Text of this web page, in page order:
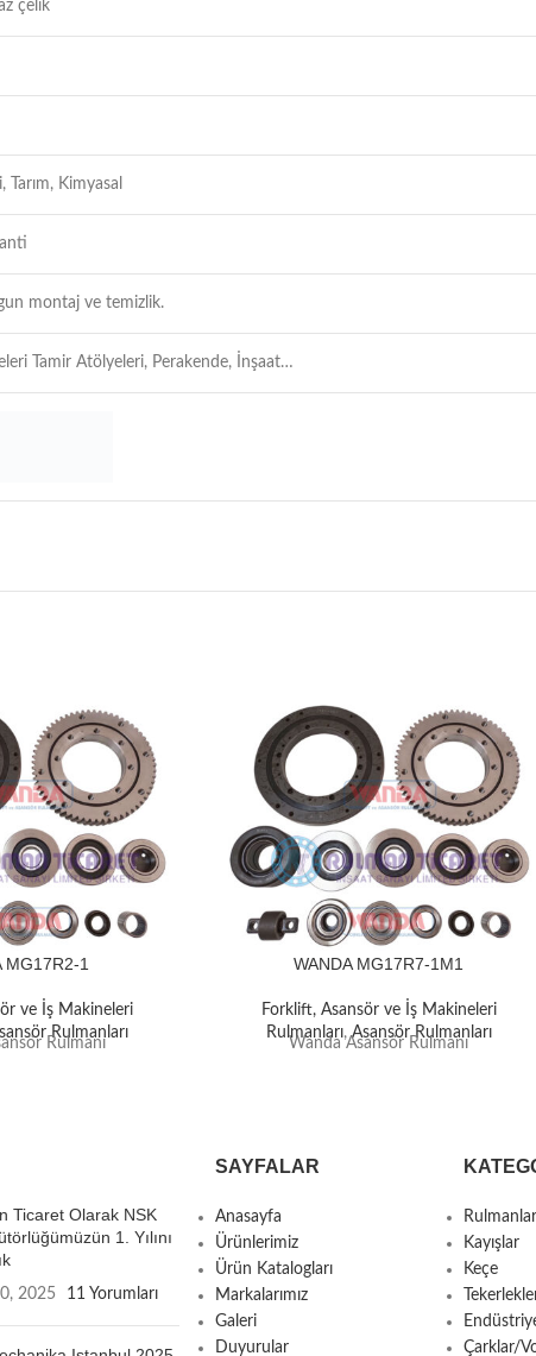
çelik
Kimyasal
montaj ve temizlik.
Tamir Atölyeleri, Perakende, İnşaat…
MG17R2-1
ve İş Makineleri
Rulmanları
Rulmanı
WANDA MG17R7-1M1
Forklift, Asansör ve İş Makineleri
Rulmanları,Asansör Rulmanları
Wanda Asansör Rulmanı
Ticaret Olarak NSK
1. Yılını
2025 11 Yorumları
SAYFALAR
Anasayfa
Ürünlerimiz
Ürün Katalogları
Markalarımız
Galeri
Duyurular
Rulmanlar
Kayışlar
Keçe
Çarklar/